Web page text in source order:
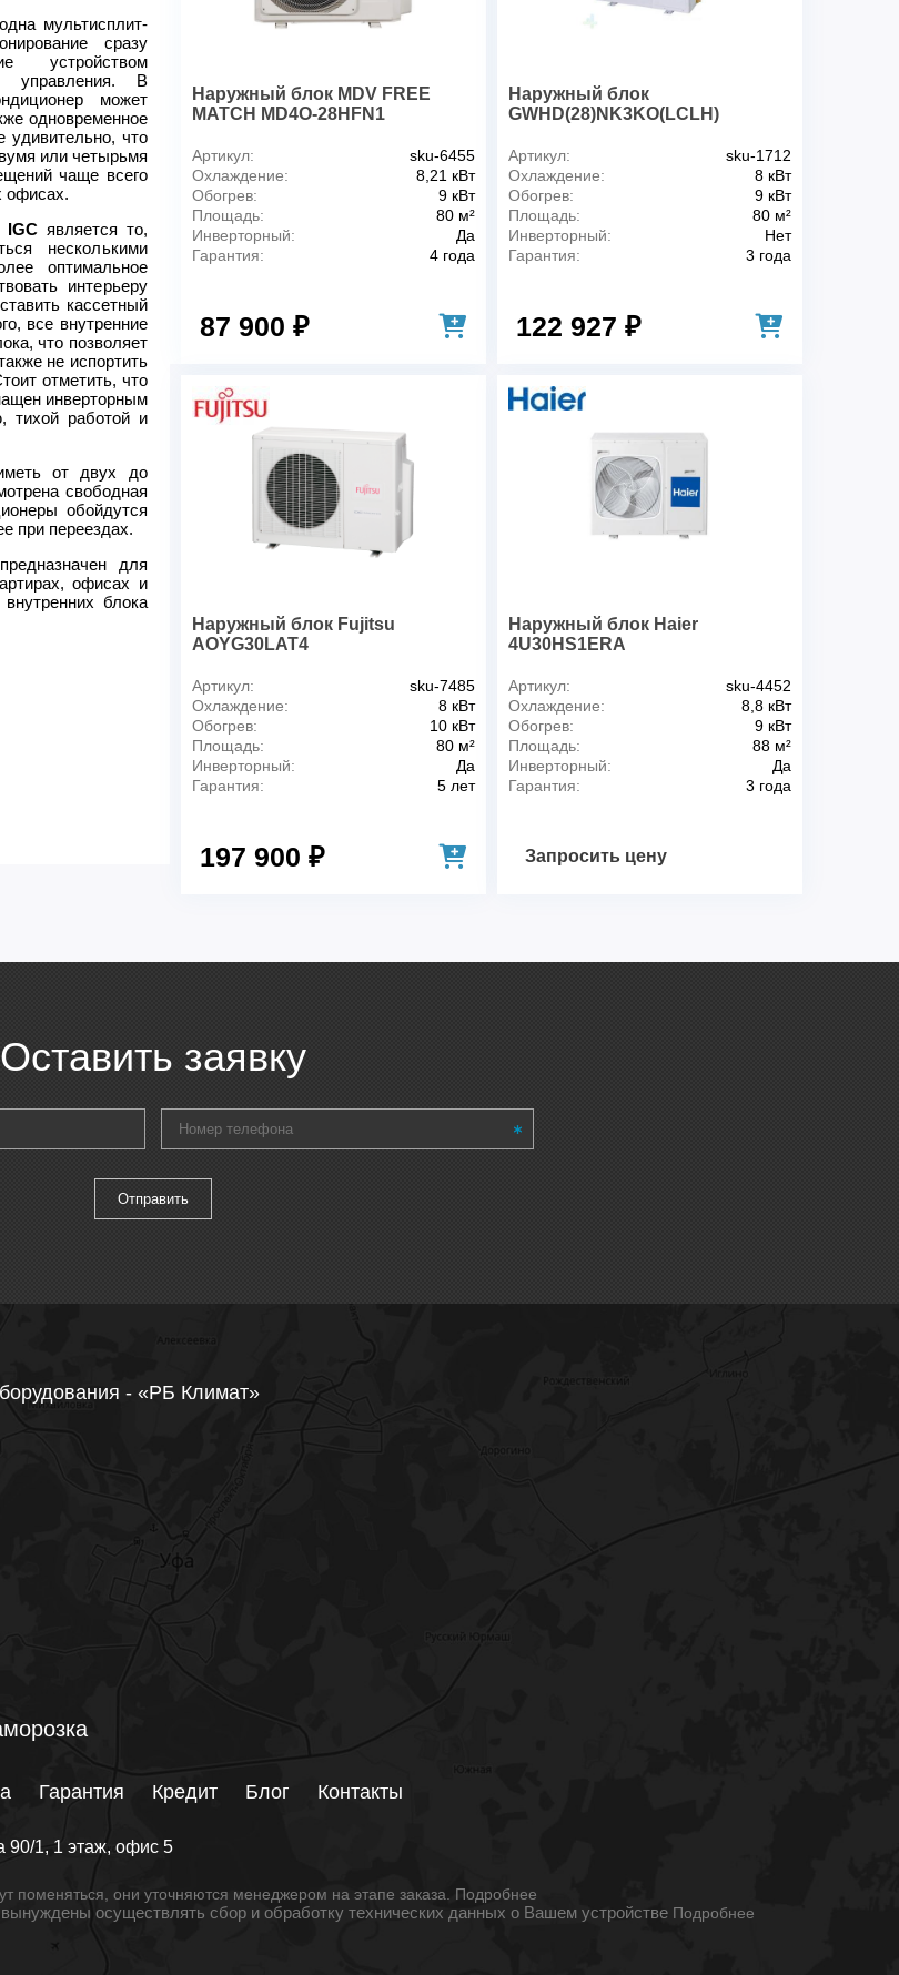
мультисплит-
сразу
устройством
управления. В
может
одновременное
что
или четырьмя
чаще всего
офисах.
IGC является то,
несколькими
оптимальное
интерьеру
кассетный
все внутренние
что позволяет
не испортить
отметить, что
инверторным
тихой работой и
от двух до
свободная
обойдутся
при переездах.
для
офисах и
блока
Уровень шума, дБ(А) (Max)
Рабочий ток - охлаждение, А
10.7
Диапазон рабочих температур (охлаждение/
обогрев), °С
Размер без упаковки (ШхВхГ), мм
950x840x340
Вес нетто, кг
67
Размер с упаковкой (ШхВхГ), мм
1120x980x460
Max длина трассы / перепад высот, м
60/15
Наружный блок MDV FREE
MATCH MD4O-28HFN1
Артикул:
sku-6455
Охлаждение:
8,21 кВт
Обогрев:
9 кВт
Площадь:
80 м²
Инверторный:
Да
Гарантия:
4 года
87 900 ₽
Наружный блок
GWHD(28)NK3KO(LCLH)
Артикул:
sku-1712
Охлаждение:
8 кВт
Обогрев:
9 кВт
Площадь:
80 м²
Инверторный:
Нет
Гарантия:
3 года
122 927 ₽
Наружный блок Fujitsu
AOYG30LAT4
Артикул:
sku-7485
Охлаждение:
8 кВт
Обогрев:
10 кВт
Площадь:
80 м²
Инверторный:
Да
Гарантия:
5 лет
197 900 ₽
Наружный блок Haier
4U30HS1ERA
Артикул:
sku-4452
Охлаждение:
8,8 кВт
Обогрев:
9 кВт
Площадь:
88 м²
Инверторный:
Да
Гарантия:
3 года
Запросить цену
Оставить заявку
- «РБ Климат»
Гарантия Кредит Блог Контакты
90/1, 1 этаж, офис 5
они уточняются менеджером на этапе заказа. Подробнее
осуществлять сбор и обработку технических данных о Вашем устройстве Подробнее